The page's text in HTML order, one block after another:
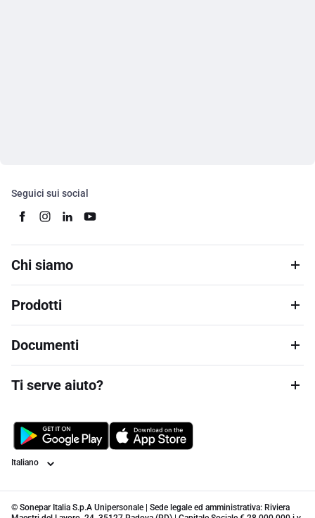
Seguici sui social
Chi siamo
Prodotti
Documenti
Ti serve aiuto?
Lingua
© Sonepar Italia S.p.A Unipersonale | Sede legale ed amministrativa: Riviera